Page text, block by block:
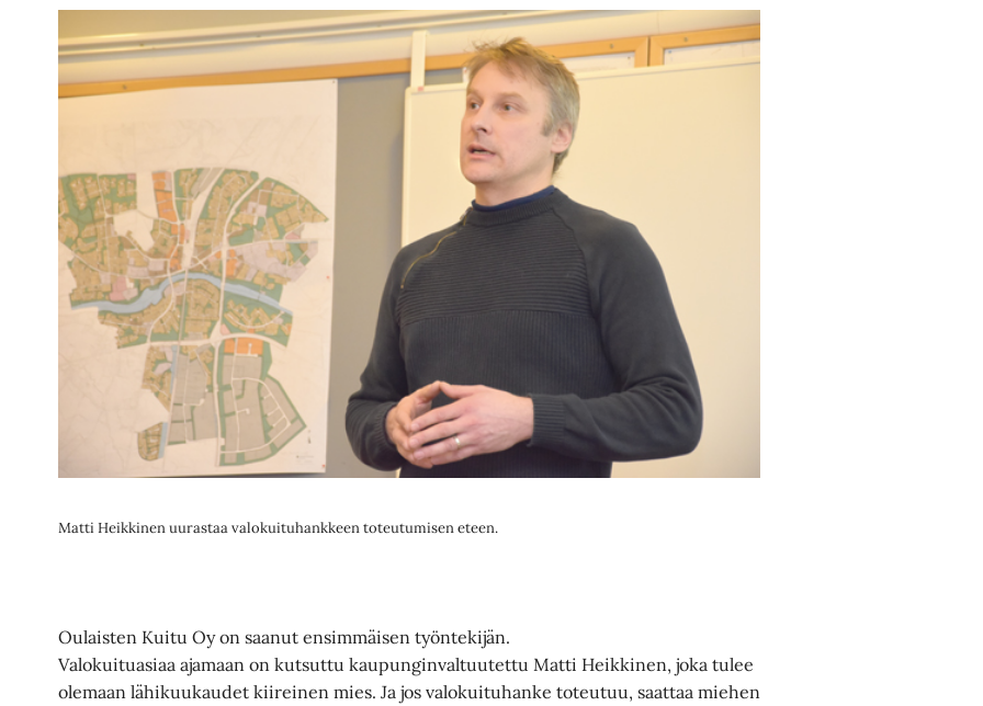
Matti Heikkinen uurastaa valokuituhankkeen toteutumisen eteen.
Oulaisten Kuitu Oy on saanut ensimmäisen työntekijän.
Valokuituasiaa ajamaan on kutsuttu kaupunginvaltuutettu Matti Heikkinen, joka tulee
olemaan lähikuukaudet kiireinen mies. Ja jos valokuituhanke toteutuu, saattaa miehen